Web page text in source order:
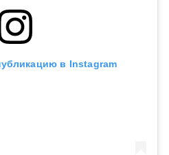
в Instagram